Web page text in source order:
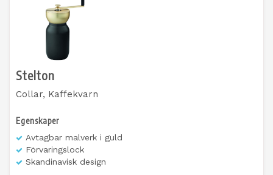
Stelton
Collar, Kaffekvarn
Egenskaper
Avtagbar malverk i guld
Förvaringslock
Skandinavisk design